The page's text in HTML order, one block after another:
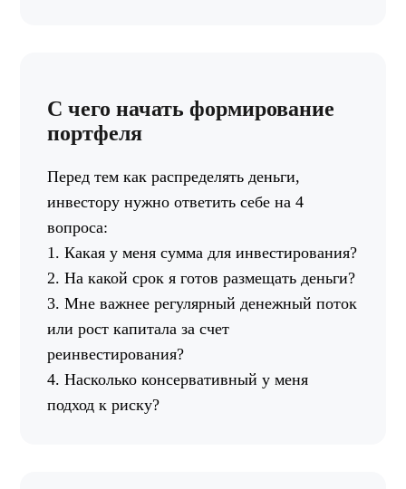
С чего начать формирование
портфеля
Перед тем как распределять деньги,
инвестору нужно ответить себе на 4
вопроса:
1. Какая у меня сумма для инвестирования?
2. На какой срок я готов размещать деньги?
3. Мне важнее регулярный денежный поток
или рост капитала за счет
реинвестирования?
4. Насколько консервативный у меня
подход к риску?